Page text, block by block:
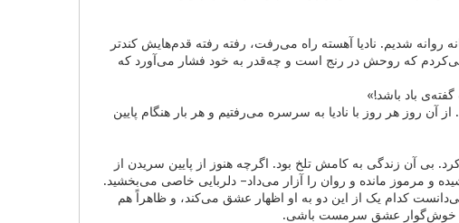
شدیم. نادیا آهسته راه می‌رفت، رفته رفته قدم‌هایش کندتر
می‌کردم که روحش در رنج است و چه‌قدر به خود فشار می‌آورد که
باد باشد!»
روز هر روز با نادیا به سرسره می‌رفتیم و هر بار هنگام پایین
بی آن زندگی به کامش تلخ بود. اگرچه هنوز از پایین سریدن از
مانده و روان را آزار می‌داد– دلربایی خاصی می‌بخشید.
کدام ‌یک از این دو به او اظهار عشق می‌کند، و ظاهراً هم
می خوش‌گوار عشق سرمست باشی.